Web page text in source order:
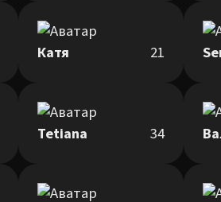
Катя 21
Tetiana 34